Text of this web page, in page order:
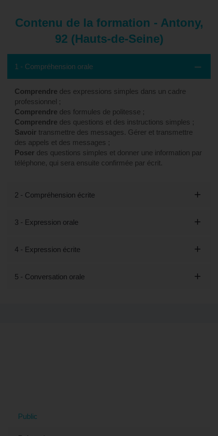
Contenu de la formation - Antony,
92 (Hauts-de-Seine)
1 - Compréhension orale
Comprendre des expressions simples dans un cadre
professionnel ;
Comprendre des formules de politesse ;
Comprendre des questions et des instructions simples ;
Savoir transmettre des messages. Gérer et transmettre
des appels et des messages ;
Poser des questions simples et donner une information par
téléphone, qui sera ensuite confirmée par écrit.
2 - Compréhension écrite
3 - Expression orale
4 - Expression écrite
5 - Conversation orale
Public